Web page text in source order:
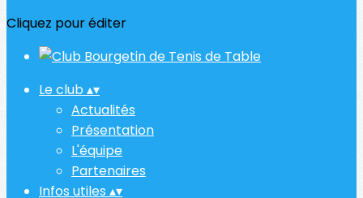
Cliquez pour éditer
Le club▴▾
Actualités
Présentation
L'équipe
Partenaires
Infos utiles ▴▾